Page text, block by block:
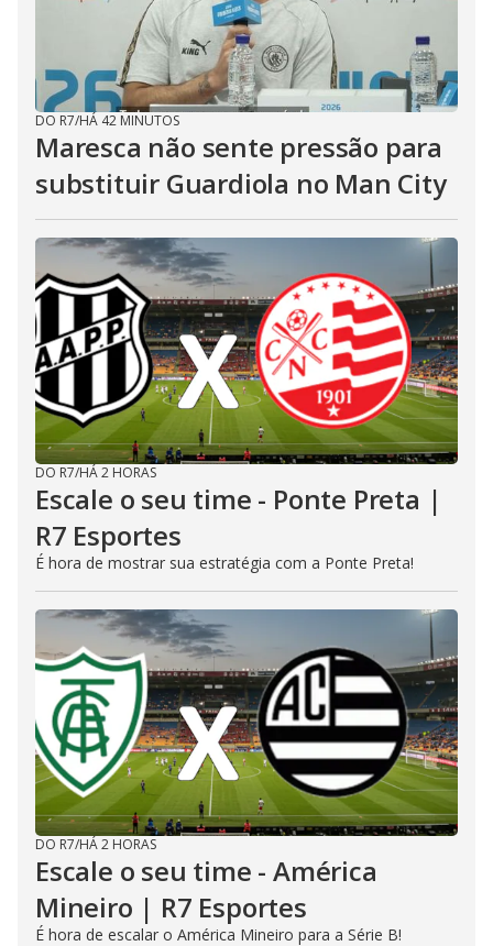
DO R7/HÁ 42 MINUTOS
Maresca não sente pressão para
substituir Guardiola no Man City
DO R7/HÁ 2 HORAS
Escale o seu time - Ponte Preta |
R7 Esportes
É hora de mostrar sua estratégia com a Ponte Preta!
DO R7/HÁ 2 HORAS
Escale o seu time - América
Mineiro | R7 Esportes
É hora de escalar o América Mineiro para a Série B!